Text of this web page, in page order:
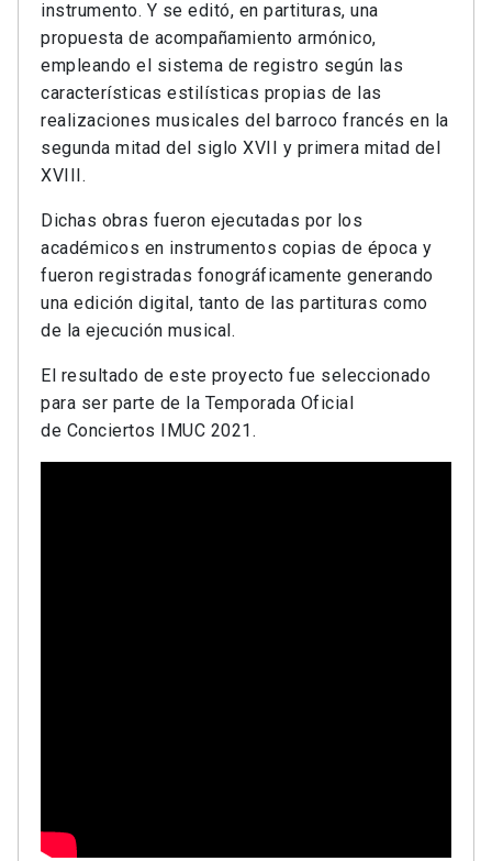
instrumento. Y se editó, en partituras, una
propuesta de acompañamiento armónico,
empleando el sistema de registro según las
características estilísticas propias de las
realizaciones musicales del barroco francés en la
segunda mitad del siglo XVII y primera mitad del
XVIII.
Dichas obras fueron ejecutadas por los
académicos en instrumentos copias de época y
fueron registradas fonográficamente generando
una edición digital, tanto de las partituras como
de la ejecución musical.
El resultado de este proyecto fue seleccionado
para ser parte de la Temporada Oficial
de Conciertos IMUC 2021.